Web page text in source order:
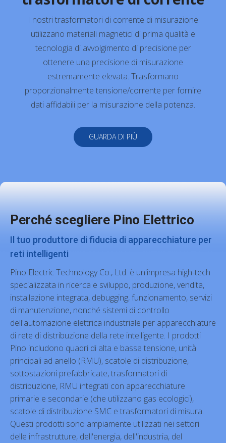
I nostri trasformatori di corrente di misurazione
utilizzano materiali magnetici di prima qualità e
tecnologia di avvolgimento di precisione per
ottenere una precisione di misurazione
estremamente elevata. Trasformano
proporzionalmente tensione/corrente per fornire
dati affidabili per la misurazione della potenza.
GUARDA DI PIÙ
Perché scegliere Pino Elettrico
Il tuo produttore di fiducia di apparecchiature per
reti intelligenti
Pino Electric Technology Co., Ltd. è un'impresa high-tech
specializzata in ricerca e sviluppo, produzione, vendita,
installazione integrata, debugging, funzionamento, servizi
di manutenzione, nonché sistemi di controllo
dell'automazione elettrica industriale per apparecchiature
di rete di distribuzione della rete intelligente. I prodotti
Pino includono quadri di alta e bassa tensione, unità
principali ad anello (RMU), scatole di distribuzione,
sottostazioni prefabbricate, trasformatori di
distribuzione, RMU integrati con apparecchiature
primarie e secondarie (che utilizzano gas ecologici),
scatole di distribuzione SMC e trasformatori di misura.
Questi prodotti sono ampiamente utilizzati nei settori
delle infrastrutture, dell'energia, dell'industria, del